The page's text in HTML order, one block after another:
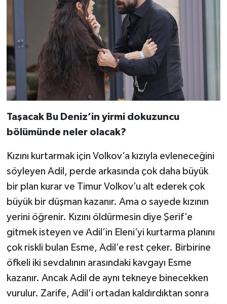
Taşacak Bu Deniz’in yirmi dokuzuncu
bölümünde neler olacak?
Kızını kurtarmak için Volkov’a kızıyla evleneceğini
söyleyen Adil, perde arkasında çok daha büyük
bir plan kurar ve Timur Volkov’u alt ederek çok
büyük bir düşman kazanır. Ama o sayede kızının
yerini öğrenir. Kızını öldürmesin diye Şerif’e
gitmek isteyen ve Adil’in Eleni’yi kurtarma planını
çok riskli bulan Esme, Adil’e rest çeker. Birbirine
öfkeli iki sevdalının arasındaki kavgayı Esme
kazanır. Ancak Adil de aynı tekneye binecekken
vurulur. Zarife, Adil’i ortadan kaldırdıktan sonra